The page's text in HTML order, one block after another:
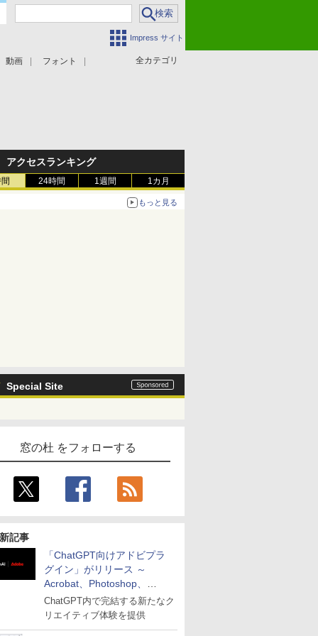
Impress サイト
全カテゴリ
動画 フォント
アクセスランキング
24時間 1週間 1カ月
もっと見る
Special Site
窓の杜 をフォローする
記事
「ChatGPT向けアドビプラ
グイン」がリリース ～
Acrobat、Photoshop、
Premiereなどの機能を1つの
プラグインに統合
ChatGPT内で完結する新たなク
リエイティブ体験を提供